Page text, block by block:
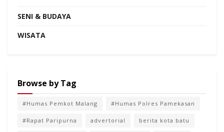
SENI & BUDAYA
WISATA
Browse by Tag
#Humas Pemkot Malang #Humas Polres Pamekasan
#Rapat Paripurna advertorial berita kota batu